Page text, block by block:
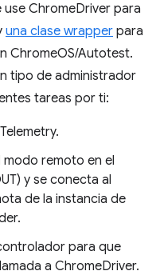
ChromeDriver para
una clase wrapper para
ChromeOS/Autotest.
tipo de administrador
tareas por ti:
modo remoto en el
y se conecta al
de la instancia de
para que
a ChromeDriver.